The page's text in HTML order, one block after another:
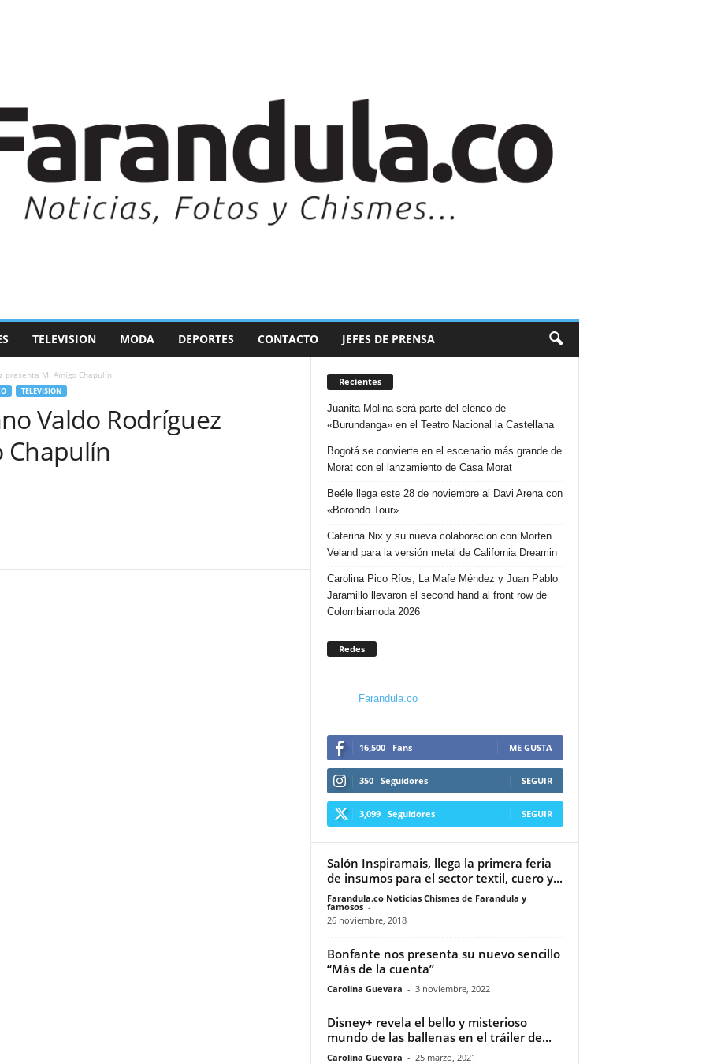
TELEVISION MODA DEPORTES CONTACTO JEFES DE PRENSA
presenta Mi Amigo Chapulín
TELEVISION
Valdo Rodríguez
Chapulín
Recientes
Juanita Molina será parte del elenco de
«Burundanga» en el Teatro Nacional la Castellana
Bogotá se convierte en el escenario más grande de
Morat con el lanzamiento de Casa Morat
Beéle llega este 28 de noviembre al Davi Arena con
«Borondo Tour»
Caterina Nix y su nueva colaboración con Morten
Veland para la versión metal de California Dreamin
Carolina Pico Ríos, La Mafe Méndez y Juan Pablo
Jaramillo llevaron el second hand al front row de
Colombiamoda 2026
Redes
Farandula.co
16,500 Fans ME GUSTA
350 Seguidores SEGUIR
3,099 Seguidores SEGUIR
Salón Inspiramais, llega la primera feria
de insumos para el sector textil, cuero y...
Farandula.co Noticias Chismes de Farandula y
famosos -
26 noviembre, 2018
Bonfante nos presenta su nuevo sencillo
“Más de la cuenta”
Carolina Guevara - 3 noviembre, 2022
Disney+ revela el bello y misterioso
mundo de las ballenas en el tráiler de...
Carolina Guevara - 25 marzo, 2021